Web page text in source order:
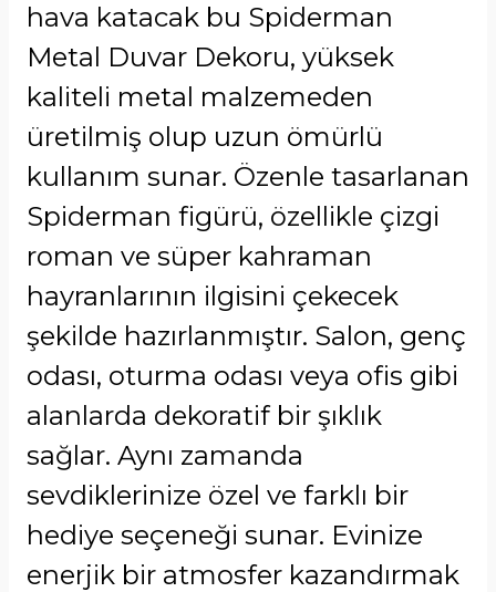
hava katacak bu Spiderman
Metal Duvar Dekoru, yüksek
kaliteli metal malzemeden
üretilmiş olup uzun ömürlü
kullanım sunar. Özenle tasarlanan
Spiderman figürü, özellikle çizgi
roman ve süper kahraman
hayranlarının ilgisini çekecek
şekilde hazırlanmıştır. Salon, genç
odası, oturma odası veya ofis gibi
alanlarda dekoratif bir şıklık
sağlar. Aynı zamanda
sevdiklerinize özel ve farklı bir
hediye seçeneği sunar. Evinize
enerjik bir atmosfer kazandırmak